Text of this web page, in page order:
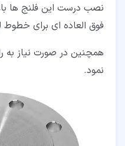
نصب درست این فلنج ها
فوق العاده ای برای خطوط
همچنین در صورت نیاز به
نمود.